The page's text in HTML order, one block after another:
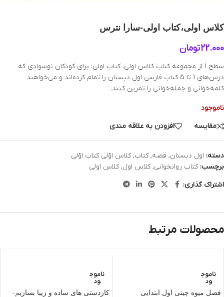
کلاس اولی،کتاب اولی-سارا نترس
22.000تومان
سطح 1 از مجموعه کتاب کلاس اولی، کتاب اولی: برای کودکان نوسوادی که
درس‌های 1 تا 5 کتاب فارسی اول دبستان را تمام کرده‌اند و می‌خواهند
کلمه‌خوانی و جمله‌خوانی را تمرین کنند.
ناموجود
مقایسه
افزودن به علاقه مندی
دسته: اول دبستان, قصه, کتاب, کلاس اوّلی کتاب اوّلی
برچسب: کتاب روانخوانی, کلاس اول, کلاس اولی
اشتراک گذاری:
محصولات مرتبط
ناموج
ود
فصل میوه چینی اول ابتدایی
ناموج
ود
کاردستی های ساده و زیبا بسازیم-